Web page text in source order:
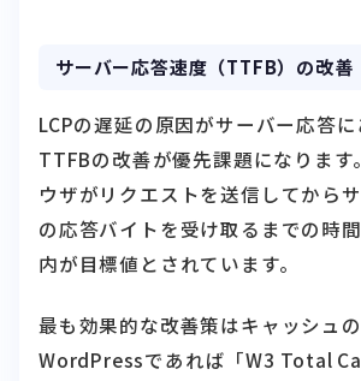
LCPの遅延の原因がサーバー応答に
ウザがリクエストを送信してからサ
の応答バイトを受け取るまでの時
内が目標値とされています。
最も効果的な改善策はキャッシュの
Super Cache」「LiteSpeed Cache
ッシュプラグインを導入することで